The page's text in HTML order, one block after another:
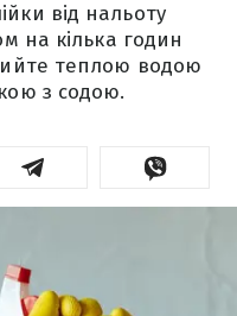
від нальоту
на кілька годин
теплою водою
з содою.